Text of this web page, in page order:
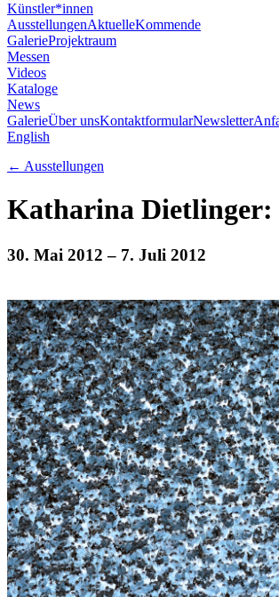
Künstler*innen
AusstellungenAktuelleKommende
GalerieProjektraum
Messen
Videos
Kataloge
News
GalerieÜber unsKontaktformularNewsletter
English
← Ausstellungen
Katharina Dietlinger:
30. Mai 2012 – 7. Juli 2012